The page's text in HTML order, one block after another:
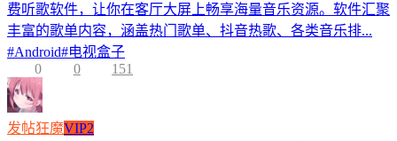
费听歌软件，让你在客厅大屏上畅享海量音乐资源。软件汇聚
丰富的歌单内容，涵盖热门歌单、抖音热歌、各类音乐排...
#Android#电视盒子
0
0 151
发帖狂魔VIP2